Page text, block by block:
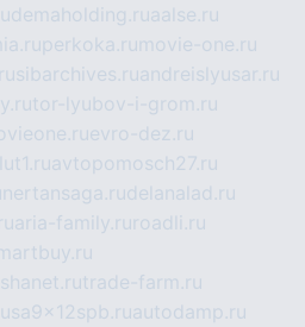
demaholding.ruaalse.ru
perkoka.ru movie-one.ru
sibarchives.ruandreislyusar.ru
tor-lyubov-i-grom.ru
evro-dez.ru
avtopomosch27.ru
nertansaga.rudelanalad.ru
aria-family.ru roadli.ru
trade-farm.ru
autodamp.ru